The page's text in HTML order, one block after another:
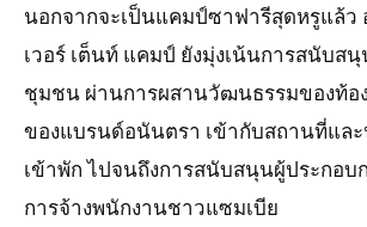
นอกจากจะเป็นแคมป์ซาฟารีสุดหรูแล้ว
เวอร์ เต็นท์ แคมป์ ยังมุ่งเน้นการสนับส
ชุมชน ผ่านการผสานวัฒนธรรมของท้อ
ของแบรนด์อนันตรา เข้ากับสถานที่แล
เข้าพัก ไปจนถึงการสนับสนุนผู้ประกอบ
การจ้างพนักงานชาวแซมเบีย